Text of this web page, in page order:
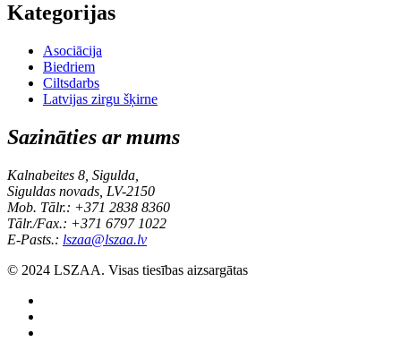
Kategorijas
Asociācija
Biedriem
Ciltsdarbs
Latvijas zirgu šķirne
Sazināties ar mums
Kalnabeites 8, Sigulda,
Siguldas novads, LV-2150
Mob. Tālr.: +371 2838 8360
Tālr./Fax.: +371 6797 1022
E-Pasts.: lszaa@lszaa.lv
© 2024 LSZAA. Visas tiesības aizsargātas